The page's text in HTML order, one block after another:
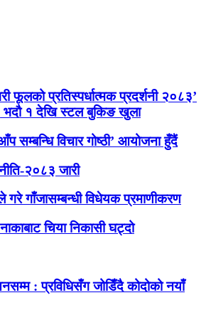
फूलको प्रतिस्पर्धात्मक प्रदर्शनी २०८३’
१ देखि स्टल बुकिङ खुला
सम्बन्धि विचार गोष्ठी’ आयोजना हुँदैं
२०८३ जारी
गाँजासम्बन्धी विधेयक प्रमाणीकरण
चिया निकासी घट्दो
: प्रविधिसँग जोडिँदै कोदोको नयाँ